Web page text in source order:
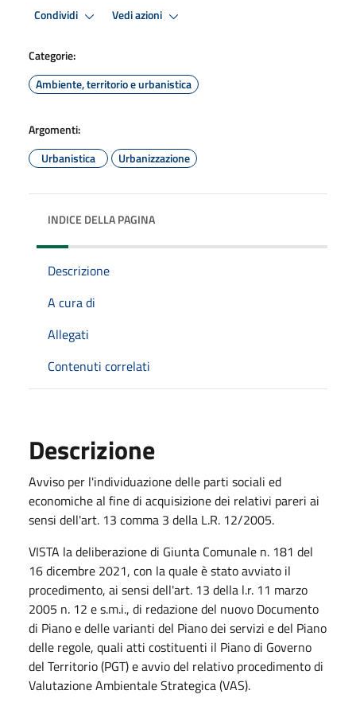
Condividi Vedi azioni
Categorie:
Ambiente, territorio e urbanistica
Argomenti:
Urbanistica
Urbanizzazione
INDICE DELLA PAGINA
Descrizione
A cura di
Allegati
Contenuti correlati
Descrizione
Avviso per l'individuazione delle parti sociali ed
economiche al fine di acquisizione dei relativi pareri ai
sensi dell'art. 13 comma 3 della L.R. 12/2005.
VISTA la deliberazione di Giunta Comunale n. 181 del
16 dicembre 2021, con la quale è stato avviato il
procedimento, ai sensi dell'art. 13 della l.r. 11 marzo
2005 n. 12 e s.m.i., di redazione del nuovo Documento
di Piano e delle varianti del Piano dei servizi e del Piano
delle regole, quali atti costituenti il Piano di Governo
del Territorio (PGT) e avvio del relativo procedimento di
Valutazione Ambientale Strategica (VAS).